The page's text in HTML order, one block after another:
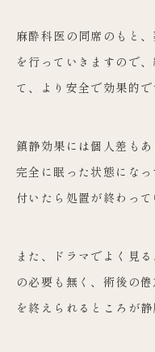
麻酔科医の同席のもと
を行っていきますので
て、
より安全で効果的で
鎮静効果には個人差も
完全に眠った状態にな
付いたら処置が終わっ
また、ドラマでよく見
の必要も無く、術後の
を終えられるところが